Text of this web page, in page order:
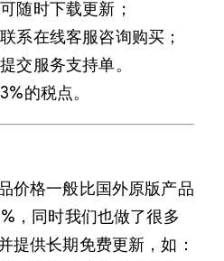
随时下载更新；
系在线客服咨询购买；
交服务支持单。
的税点。
价格一般比国外原版产品
，同时我们也做了很多
提供长期免费更新，如：